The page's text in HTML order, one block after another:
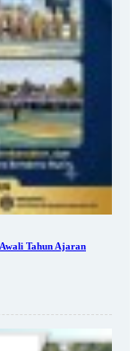
Tahun Ajaran